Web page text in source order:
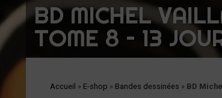
BD MICHEL
TOME 8 – 13
Accueil » E-shop » Bandes dessinées » BD